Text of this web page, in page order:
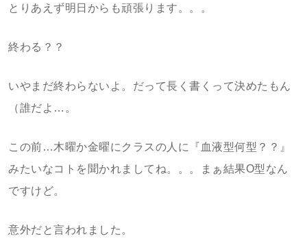
とりあえず明日からも頑張ります。。。
終わる？？
いやまだ終わらないよ。だって長く書くって決めたもん
（誰だよ…。
この前…木曜か金曜にクラスの人に『血液型何型？？』
みたいなコトを聞かれましてね。。。まぁ結果O型なん
ですけど。
意外だと言われました。